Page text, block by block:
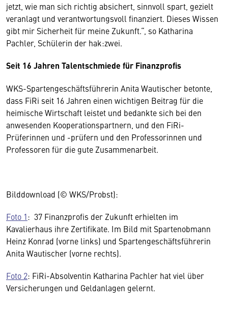
jetzt, wie man sich richtig absichert, sinnvoll spart, gezielt
veranlagt und verantwortungsvoll finanziert. Dieses Wissen
gibt mir Sicherheit für meine Zukunft.“, so Katharina
Pachler, Schülerin der hak:zwei.
Seit 16 Jahren Talentschmiede für Finanzprofis
WKS-Spartengeschäftsführerin Anita Wautischer betonte,
dass FiRi seit 16 Jahren einen wichtigen Beitrag für die
heimische Wirtschaft leistet und bedankte sich bei den
anwesenden Kooperationspartnern, und den FiRi-
Prüferinnen und -prüfern und den Professorinnen und
Professoren für die gute Zusammenarbeit.
Bilddownload (© WKS/Probst):
Foto 1: 37 Finanzprofis der Zukunft erhielten im
Kavalierhaus ihre Zertifikate. Im Bild mit Spartenobmann
Heinz Konrad (vorne links) und Spartengeschäftsführerin
Anita Wautischer (vorne rechts).
Foto 2: FiRi-Absolventin Katharina Pachler hat viel über
Versicherungen und Geldanlagen gelernt.